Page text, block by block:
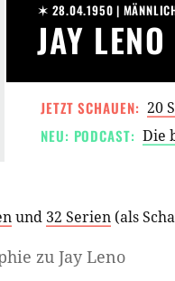
JAY LENO
✶ 28.04.1950 |
JETZT SCHAUEN: 20
NEU: PODCAST: Die
und 32 Serien (als
zu Jay Leno